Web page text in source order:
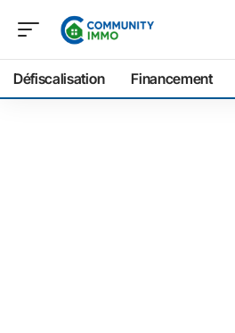
Défiscalisation Financement